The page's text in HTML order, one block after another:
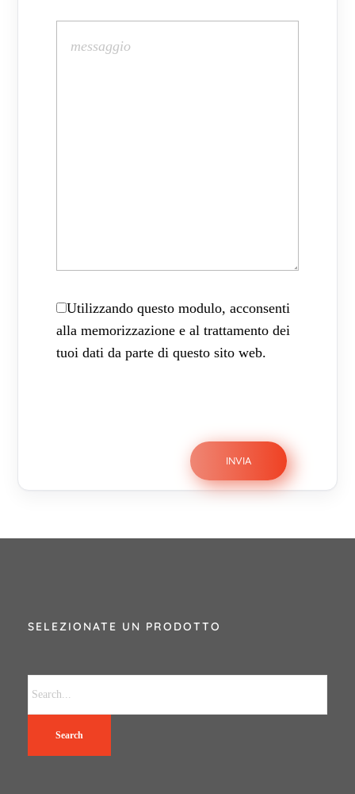
Utilizzando questo modulo, acconsenti
alla memorizzazione e al trattamento dei
tuoi dati da parte di questo sito web.
SELEZIONATE UN PRODOTTO
Search